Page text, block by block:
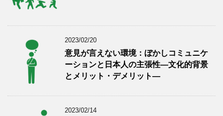
2023/02/20
意見が言えない環境：ぼかしコミュニケ
ーションと日本人の主張性―文化的背景
とメリット・デメリット―
2023/02/14